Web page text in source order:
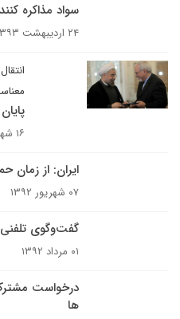
سواد مذاکره
۲۴ اردیبهشت ۱۳۹۳
۱۶ شهریور ۱۳۹۲
ایران: از زمان
۰۷ شهریور ۱۳۹۲
گفت‌وگوی
۰۱ مرداد ۱۳۹۲
درخواست
ها